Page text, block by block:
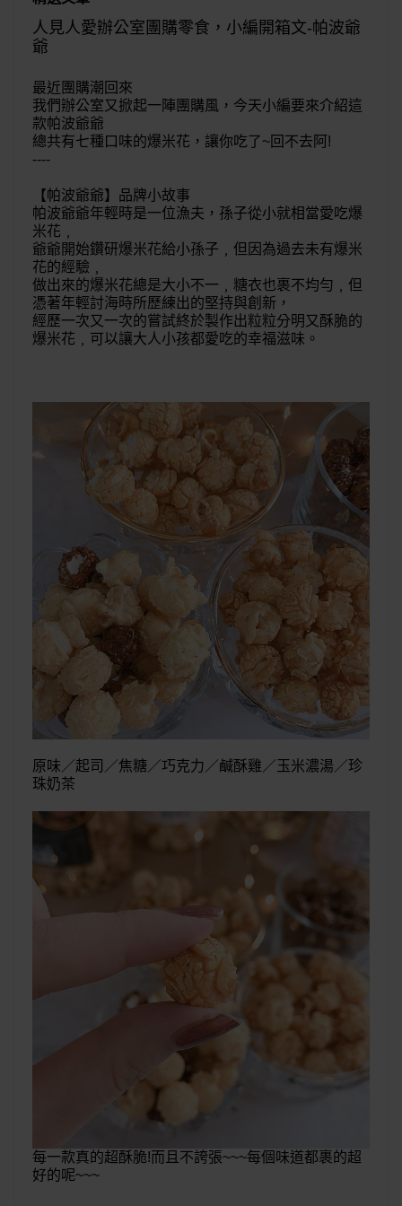
人見人愛辦公室團購零食，小編開箱文-帕波爺
爺
最近團購潮回來
我們辦公室又掀起一陣團購風，今天小編要來介紹這
款帕波爺爺
總共有七種口味的爆米花，讓你吃了~回不去阿!
----
【帕波爺爺】品牌小故事
帕波爺爺年輕時是一位漁夫，孫子從小就相當愛吃爆
米花﹐
爺爺開始鑽研爆米花給小孫子﹐但因為過去未有爆米
花的經驗﹐
做出來的爆米花總是大小不一﹐糖衣也裹不均勻﹐但
憑著年輕討海時所歷練出的堅持與創新，
經歷一次又一次的嘗試終於製作出粒粒分明又酥脆的
爆米花﹐可以讓大人小孩都愛吃的幸福滋味。
原味／起司／焦糖／巧克力／鹹酥雞／玉米濃湯／珍
珠奶茶
每一款真的超酥脆!而且不誇張~~~每個味道都裹的超
好的呢~~~